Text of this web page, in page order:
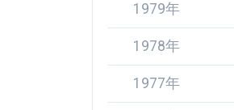
1979年
1978年
1977年